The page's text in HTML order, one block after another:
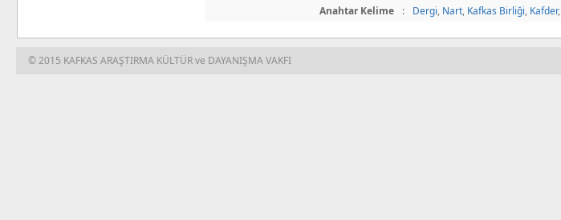
Anahtar Kelime
: Dergi, Nart, Kafkas Birliği, Kafder,
© 2015 KAFKAS ARAŞTIRMA KÜLTÜR ve DAYANIŞMA VAKFI